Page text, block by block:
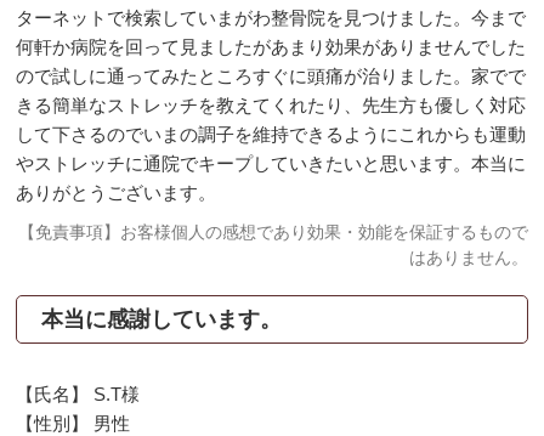
ターネットで検索していまがわ整骨院を見つけました。今まで
何軒か病院を回って見ましたがあまり効果がありませんでした
ので試しに通ってみたところすぐに頭痛が治りました。家でで
きる簡単なストレッチを教えてくれたり、先生方も優しく対応
して下さるのでいまの調子を維持できるようにこれからも運動
やストレッチに通院でキープしていきたいと思います。本当に
ありがとうございます。
【免責事項】お客様個人の感想であり効果・効能を保証するもので
はありません。
本当に感謝しています。
【氏名】 S.T様
【性別】 男性